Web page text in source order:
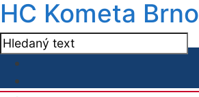
HC Kometa Brno